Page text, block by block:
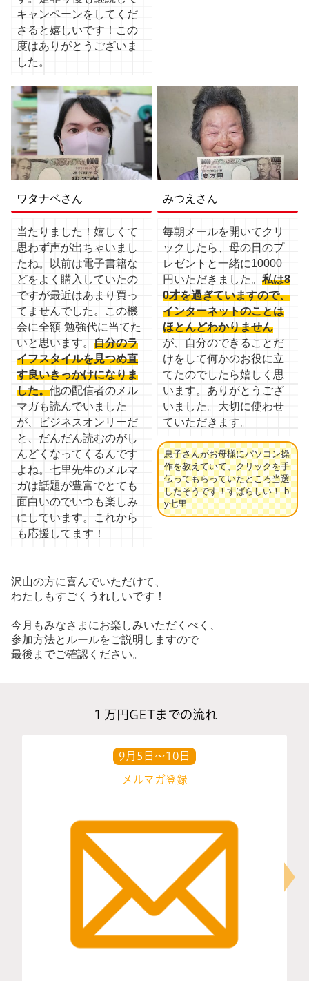
キャンペーンをしてくだ
さると嬉しいです！この
度はありがとうございま
した。
ワタナベさん
当たりました！嬉しくて
思わず声が出ちゃいまし
たね。以前は電子書籍な
どをよく購入していたの
ですが最近はあまり買っ
てませんでした。この機
会に全額 勉強代に当てた
いと思います。 自分のラ
イフスタイルを見つめ直
す良いきっかけになりま
した。他の配信者のメル
マガも読んでいました
が、ビジネスオンリーだ
と、だんだん読むのがし
んどくなってくるんです
よね。七里先生のメルマ
ガは話題が豊富でとても
面白いのでいつも楽しみ
にしています。これから
も応援してます！
みつえさん
毎朝メールを開いてクリ
ックしたら、母の日のプ
レゼントと一緒に10000
円いただきました。 私は8
0才を過ぎていますので、
インターネットのことは
ほとんどわかりません
が、自分のできることだ
けをして何かのお役に立
てたのでしたら嬉しく思
います。ありがとうござ
いました。大切に使わせ
ていただきます。
息子さんがお母様にパソコン操
作を教えていて、クリックを手
伝ってもらっていたところ当選
したそうです！すばらしい！ b
y七里
沢山の方に喜んでいただけて、
わたしもすごくうれしいです！
今月もみなさまにお楽しみいただくべく、
参加方法とルールをご説明しますので
最後までご確認ください。
１万円GETまでの流れ
9月5日〜10日
メルマガ登録